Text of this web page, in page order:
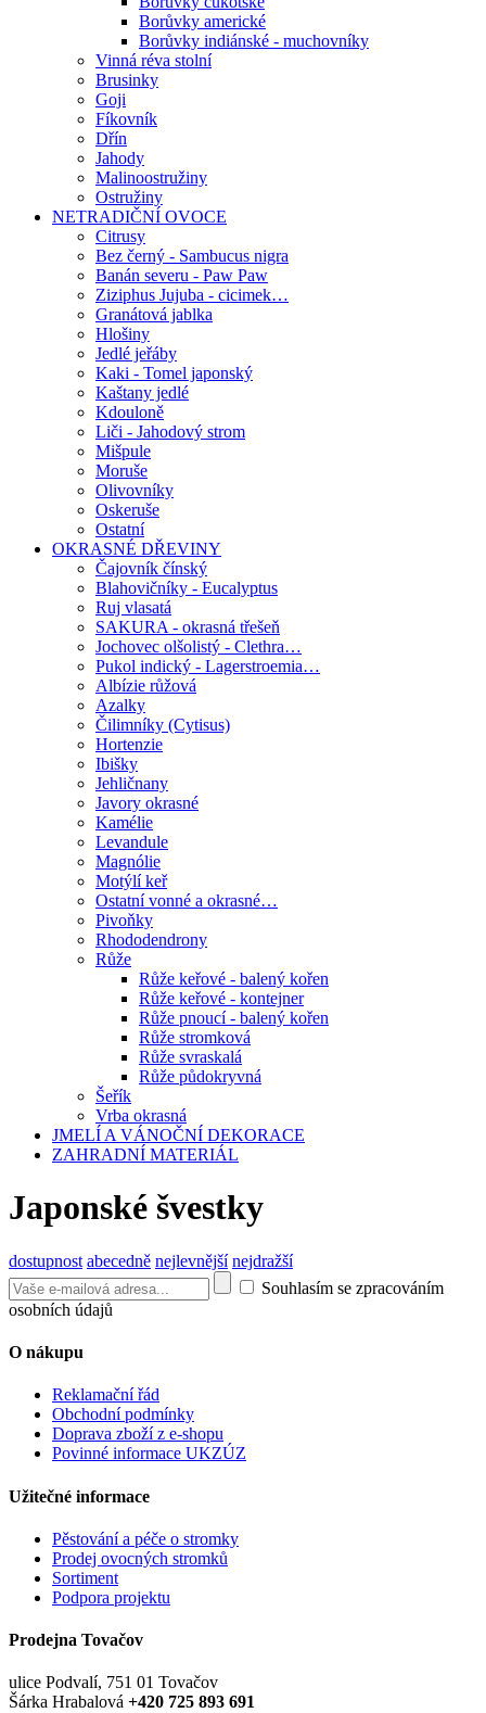
Borůvky americké
Borůvky indiánské - muchovníky
Vinná réva stolní
Brusinky
Goji
Fíkovník
Dřín
Jahody
Malinoostružiny
Ostružiny
NETRADIČNÍ OVOCE
Citrusy
Bez černý - Sambucus nigra
Banán severu - Paw Paw
Ziziphus Jujuba - cicimek…
Granátová jablka
Hlošiny
Jedlé jeřáby
Kaki - Tomel japonský
Kaštany jedlé
Kdouloně
Liči - Jahodový strom
Mišpule
Moruše
Olivovníky
Oskeruše
Ostatní
OKRASNÉ DŘEVINY
Čajovník čínský
Blahovičníky - Eucalyptus
Ruj vlasatá
SAKURA - okrasná třešeň
Jochovec olšolistý - Clethra…
Pukol indický - Lagerstroemia…
Albízie růžová
Azalky
Čilimníky (Cytisus)
Hortenzie
Ibišky
Jehličnany
Javory okrasné
Kamélie
Levandule
Magnólie
Motýlí keř
Ostatní vonné a okrasné…
Pivoňky
Rhododendrony
Růže
Růže keřové - balený kořen
Růže keřové - kontejner
Růže pnoucí - balený kořen
Růže stromková
Růže svraskalá
Růže půdokryvná
Šeřík
Vrba okrasná
JMELÍ A VÁNOČNÍ DEKORACE
ZAHRADNÍ MATERIÁL
Japonské švestky
dostupnost abecedně nejlevnější nejdražší
Souhlasím se zpracováním
osobních údajů
O nákupu
Reklamační řád
Obchodní podmínky
Doprava zboží z e-shopu
Povinné informace UKZÚZ
Užitečné informace
Pěstování a péče o stromky
Prodej ovocných stromků
Sortiment
Podpora projektu
Prodejna Tovačov
ulice Podvalí, 751 01 Tovačov
Šárka Hrabalová +420 725 893 691